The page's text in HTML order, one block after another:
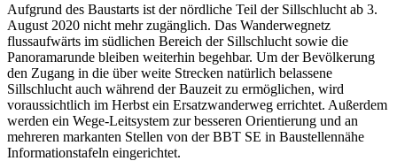
Aufgrund des Baustarts ist der nördliche Teil der Sillschlucht ab 3.
August 2020 nicht mehr zugänglich. Das Wanderwegnetz
flussaufwärts im südlichen Bereich der Sillschlucht sowie die
Panoramarunde bleiben weiterhin begehbar. Um der Bevölkerung
den Zugang in die über weite Strecken natürlich belassene
Sillschlucht auch während der Bauzeit zu ermöglichen, wird
voraussichtlich im Herbst ein Ersatzwanderweg errichtet. Außerdem
werden ein Wege-Leitsystem zur besseren Orientierung und an
mehreren markanten Stellen von der BBT SE in Baustellennähe
Informationstafeln eingerichtet.